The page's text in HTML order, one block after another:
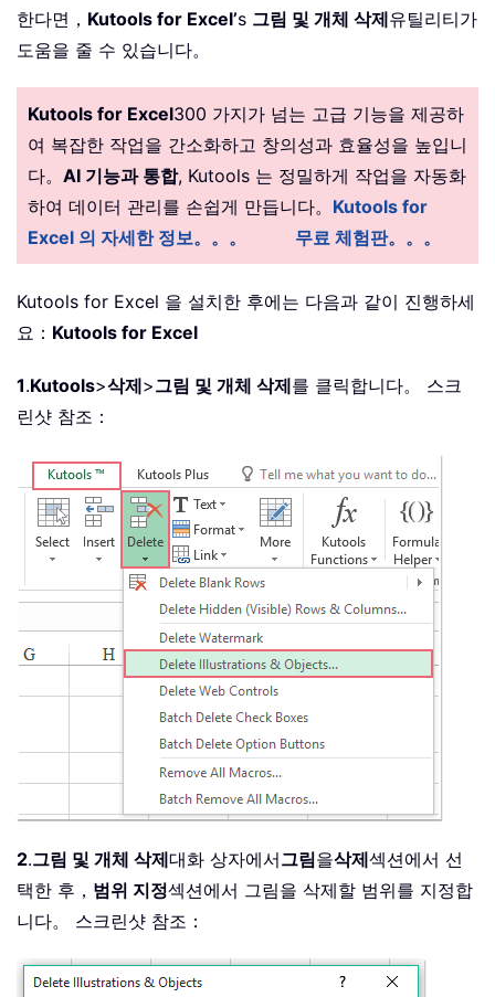
한다면， Kutools for Excel’s 그림 및 개체 삭제유틸리티가
도움을 줄 수 있습니다。
Kutools for Excel300 가지가 넘는 고급 기능을 제공하
여 복잡한 작업을 간소화하고 창의성과 효율성을 높입니
다。 AI 기능과 통합, Kutools 는 정밀하게 작업을 자동화
하여 데이터 관리를 손쉽게 만듭니다。 Kutools for
Excel 의 자세한 정보。。。
무료 체험판。。。
Kutools for Excel 을 설치한 후에는 다음과 같이 진행하세
요： Kutools for Excel
1.Kutools>삭제>그림 및 개체 삭제를 클릭합니다。 스크
린샷 참조：
2.그림 및 개체 삭제대화 상자에서그림을삭제섹션에서 선
택한 후， 범위 지정섹션에서 그림을 삭제할 범위를 지정합
니다。 스크린샷 참조：